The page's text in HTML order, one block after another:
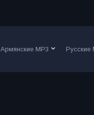
Армянские MP3 keyboard_arrow_down Русские